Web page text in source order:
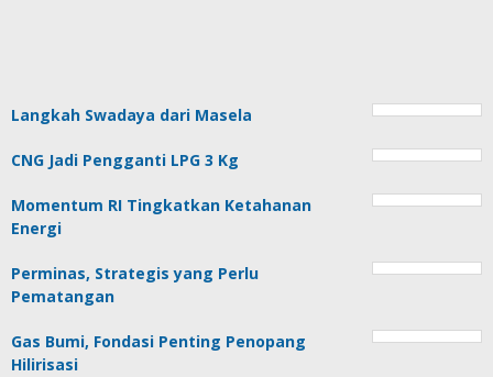
Langkah Swadaya dari Masela
CNG Jadi Pengganti LPG 3 Kg
Momentum RI Tingkatkan Ketahanan
Energi
Perminas, Strategis yang Perlu
Pematangan
Gas Bumi, Fondasi Penting Penopang
Hilirisasi